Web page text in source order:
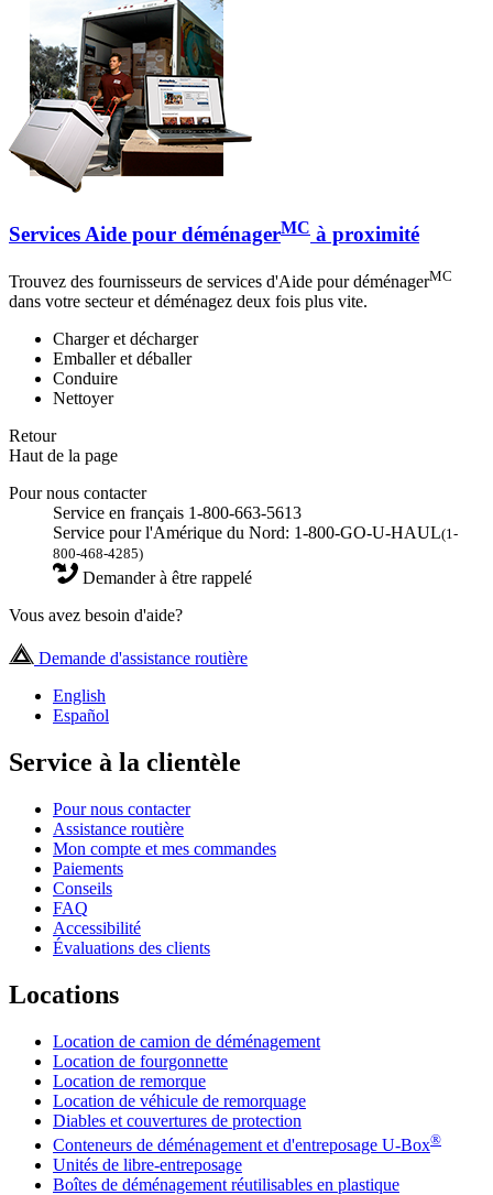
Services Aide pour déménagerMC à proximité
Trouvez des fournisseurs de services d'Aide pour déménagerMC
dans votre secteur et déménagez deux fois plus vite.
Charger et décharger
Emballer et déballer
Conduire
Nettoyer
Retour
Haut de la page
Pour nous contacter
Service en français 1-800-663-5613
Service pour l'Amérique du Nord: 1-800-GO-U-HAUL(1-
800-468-4285)
Demander à être rappelé
Vous avez besoin d'aide?
Demande d'assistance routière
English
Español
Service à la clientèle
Pour nous contacter
Assistance routière
Mon compte et mes commandes
Paiements
Conseils
FAQ
Accessibilité
Évaluations des clients
Locations
Location de camion de déménagement
Location de fourgonnette
Location de remorque
Location de véhicule de remorquage
Diables et couvertures de protection
Conteneurs de déménagement et d'entreposage U-Box®
Unités de libre-entreposage
Boîtes de déménagement réutilisables en plastique